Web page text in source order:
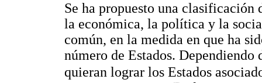
Se ha propuesto una
la económica, la política y la
común, en la medida en que ha
número de Estados.
quieran lograr los Estados